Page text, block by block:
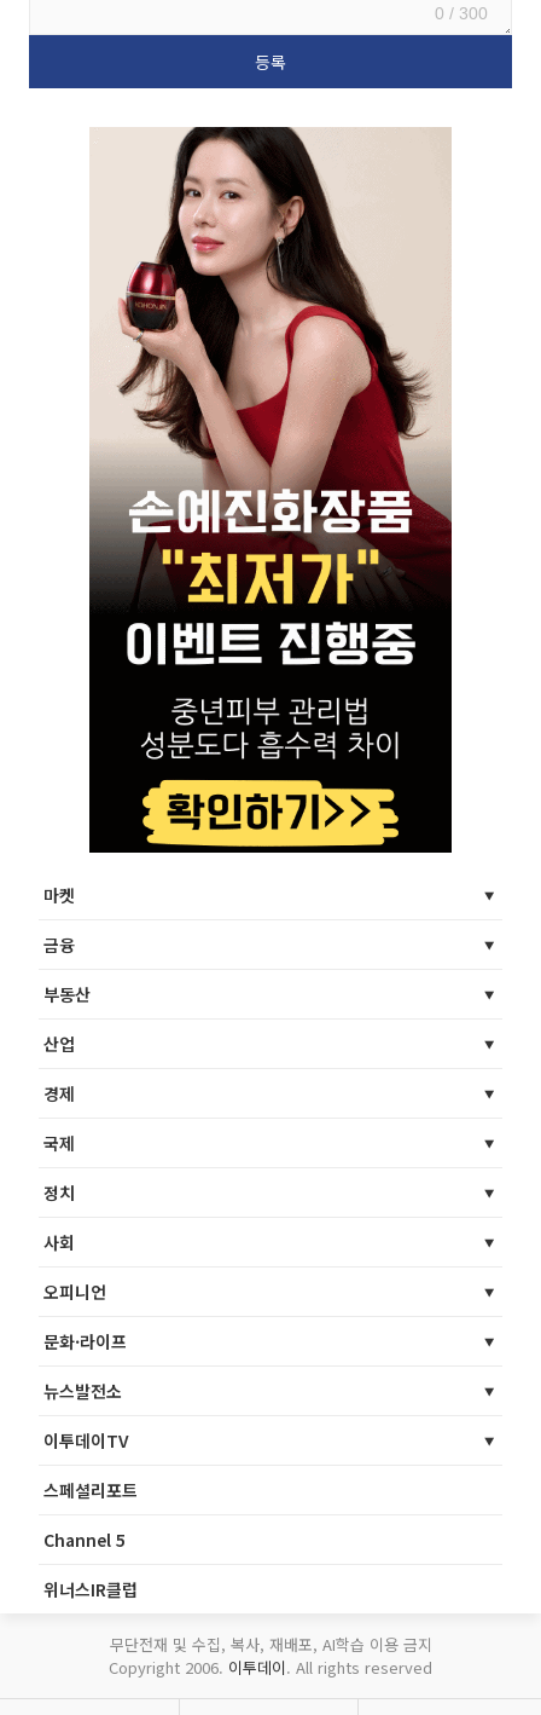
0 / 300
마켓
금융
부동산
산업
경제
국제
정치
사회
오피니언
문화·라이프
뉴스발전소
이투데이TV
스페셜리포트
Channel 5
위너스IR클럽
무단전재 및 수집, 복사, 재배포, AI학습 이용 금지
Copyright 2006. 이투데이. All rights reserved